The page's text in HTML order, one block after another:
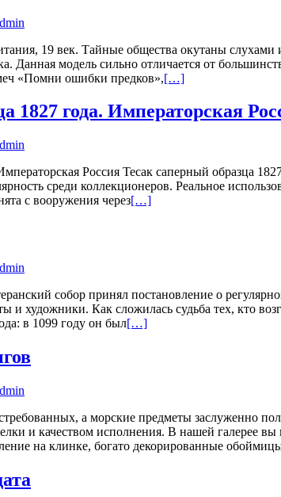
19 век. Тайные общества окутаны
Данная модель сильно отличается от
«Помни ошибки предков»,[…]
1827 года. Императорская
Россия Тесак саперный образца
среди коллекционеров. Реальное
с вооружения через[…]
собор принял постановление о
и художники. Как сложилась судьба тех, кто
в 1099 году он был[…]
а морские предметы заслуженно
и качеством исполнения. В нашей
на клинке, богато декорированные